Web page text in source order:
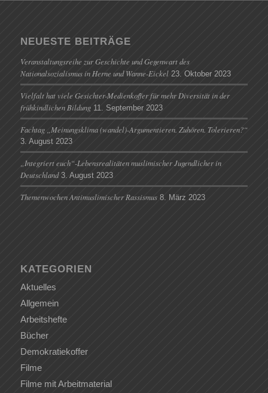
NEUESTE BEITRÄGE
Veranstaltungsreihe zur Geschichte und Gegenwart des
Nationalsozialismus in Herne und Wanne-Eickel 23. Oktober 2023
Vielfalt hat viele Gesichter-Medienkoffer für mehr Diversität in der
frühkindlichen Bildung 11. September 2023
Fachtag „Meinungsklima (wandel)-Argumentieren. Zuhören. Tolerieren?“
3. August 2023
„Integriert euch“-Lebensrealitäten muslimischer Jugendlicher in
Deutschland 3. August 2023
Themenwochen Antimuslimischer Rassismus 8. März 2023
KATEGORIEN
Aktuelles
Allgemein
Arbeitshefte
Bücher
Demokratiekoffer
Filme
Filme mit Arbeitmaterial